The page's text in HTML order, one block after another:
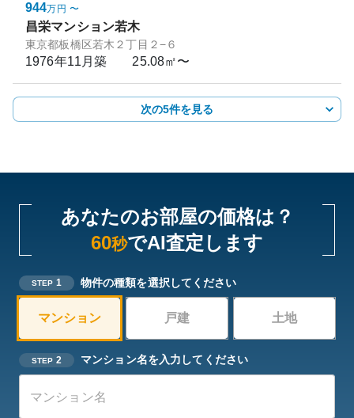
944万円 〜
昌栄マンション若木
東京都板橋区若木２丁目２−６
1976年11月築 25.08㎡〜
次の5件を見る
あなたのお部屋の価格は？
60秒でAI査定します
STEP 1 物件の種類を選択してください
マンション 戸建 土地
STEP 2 マンション名を入力してください